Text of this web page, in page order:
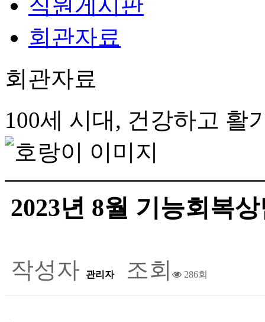
회관자료
회관자료
100세 시대, 건강하고 활
2023년 8월 기능회복
작성자 관리자 조회 286회